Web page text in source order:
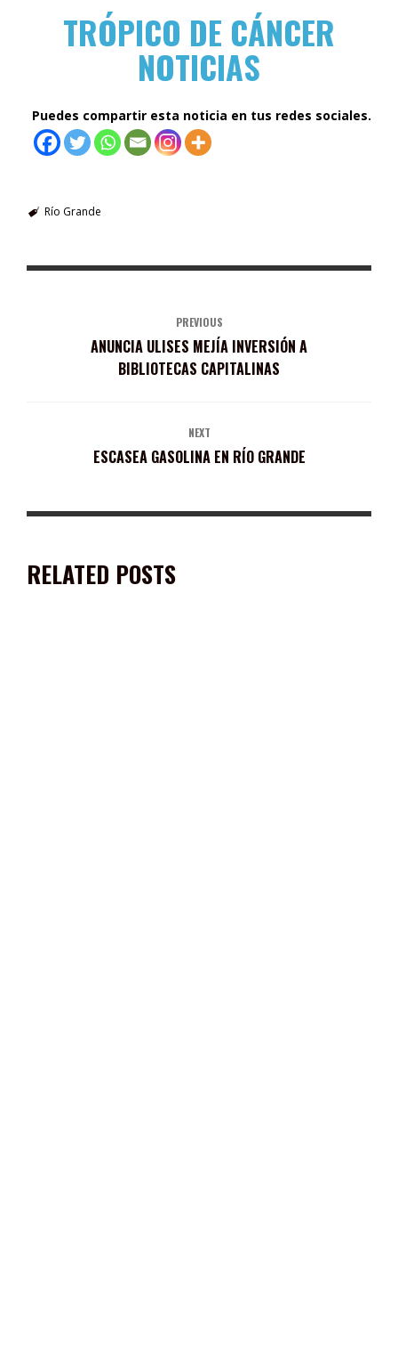
TRÓPICO DE CÁNCER
NOTICIAS
Puedes compartir esta noticia en tus redes sociales.
Río Grande
PREVIOUS
ANUNCIA ULISES MEJÍA INVERSIÓN A
BIBLIOTECAS CAPITALINAS
NEXT
ESCASEA GASOLINA EN RÍO GRANDE
RELATED POSTS